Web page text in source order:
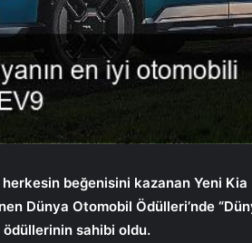
herkesin beğenisini kazanan Yeni
Dünya Otomobil Ödülleri’nde
ödüllerinin sahibi oldu.